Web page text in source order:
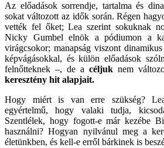
Az előadások sorrendje, tartalma és
sokat változott az idők során. Régen
vették fel őket; Lea szerint sokuknak
Nicky Gumbel elnök a pódiumon a
virágcsokor; manapság viszont
képvágásokkal, és külön előadások
felnőtteknek –, de a céljuk nem
keresztény hit alapjait.
Hogy miért is van erre szükség?
egyértelmű, hogy valaki tudja,
Szentlélek, hogy fogott-e már kezébe
használni? Hogyan nyilvánul meg a
életünkben, és kell-e erről bárkinek is